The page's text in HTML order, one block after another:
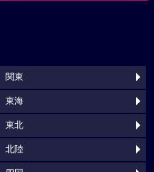
関東
東海
東北
北陸